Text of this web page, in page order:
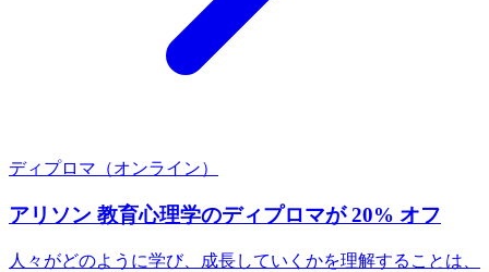
ディプロマ（オンライン）
アリソン 教育心理学のディプロマが 20% オフ
人々がどのように学び、成長していくかを理解することは、